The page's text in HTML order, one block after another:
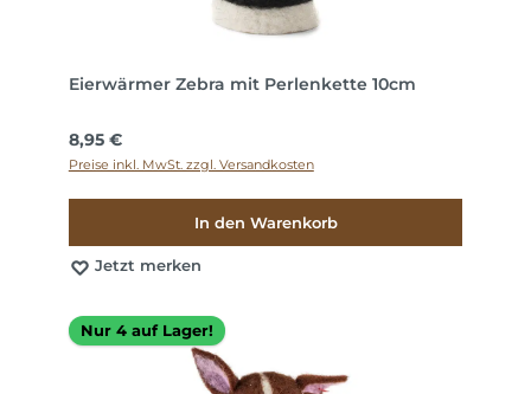
Eierwärmer Zebra mit Perlenkette 10cm
Regulärer Preis:
8,95 €
Preise inkl. MwSt. zzgl. Versandkosten
In den Warenkorb
Jetzt merken
Nur 4 auf Lager!